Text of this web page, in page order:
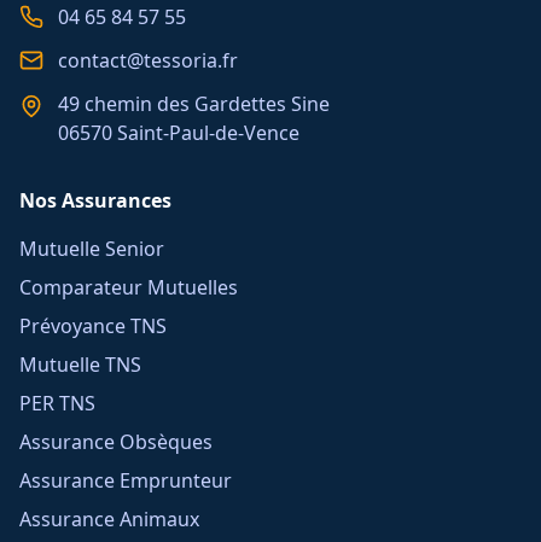
04 65 84 57 55
contact@tessoria.fr
49 chemin des Gardettes Sine
06570 Saint-Paul-de-Vence
Nos Assurances
Mutuelle Senior
Comparateur Mutuelles
Prévoyance TNS
Mutuelle TNS
PER TNS
Assurance Obsèques
Assurance Emprunteur
Assurance Animaux